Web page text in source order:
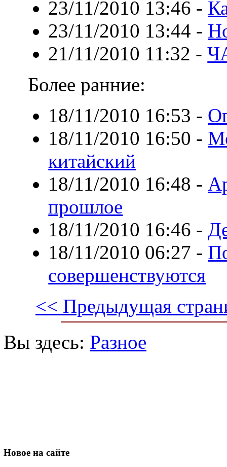
23/11/2010 13:46 -
23/11/2010 13:44 -
21/11/2010 11:32 -
Более ранние:
18/11/2010 16:53 -
18/11/2010 16:50 -
китайский
18/11/2010 16:48 -
прошлое
18/11/2010 16:46 -
18/11/2010 06:27 -
совершенствуются
<< Предыдущая
Вы здесь: Разное
Новое на сайте